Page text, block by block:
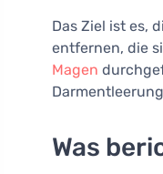
Das Ziel ist es,
entfernen, die
Magen
Was